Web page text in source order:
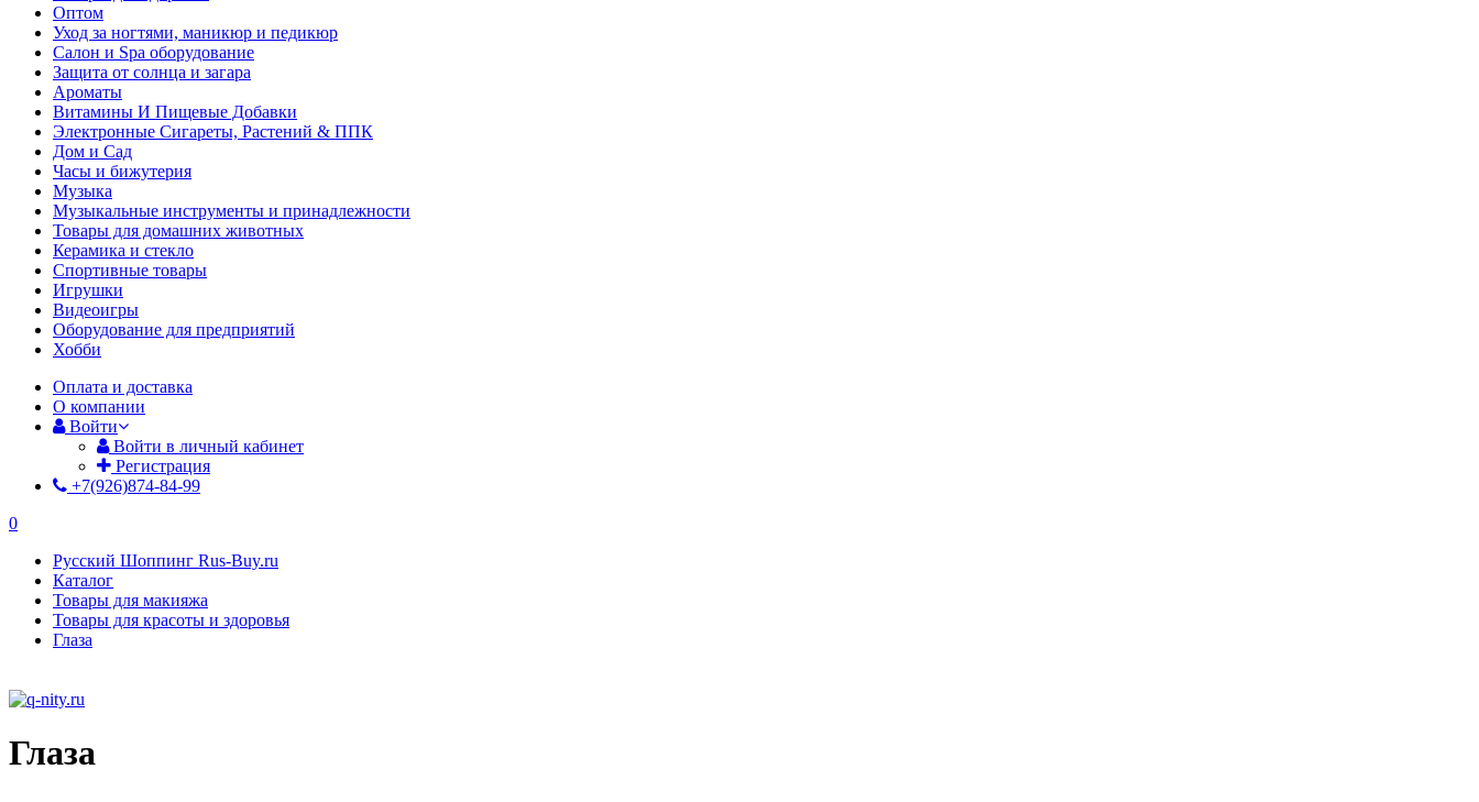
Оптом
Уход за ногтями, маникюр и педикюр
Салон и Spa оборудование
Защита от солнца и загара
Ароматы
Витамины И Пищевые Добавки
Электронные Сигареты, Растений & ППК
Дом и Сад
Часы и бижутерия
Музыка
Музыкальные инструменты и принадлежности
Товары для домашних животных
Керамика и стекло
Спортивные товары
Игрушки
Видеоигры
Оборудование для предприятий
Хобби
Оплата и доставка
О компании
Войти
Войти в личный кабинет
Регистрация
+7(926)874-84-99
0
Русский Шоппинг Rus-Buy.ru
Каталог
Товары для макияжа
Товары для красоты и здоровья
Глаза
Глаза